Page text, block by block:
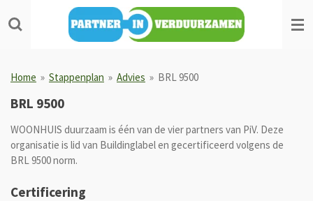
direct
hoofdinhoud
Home » Stappenplan » Advies » BRL 9500
BRL 9500
WOONHUIS duurzaam is één van de vier partners van PiV. Deze
organisatie is lid van Buildinglabel en gecertificeerd volgens de
BRL 9500 norm.
Certificering